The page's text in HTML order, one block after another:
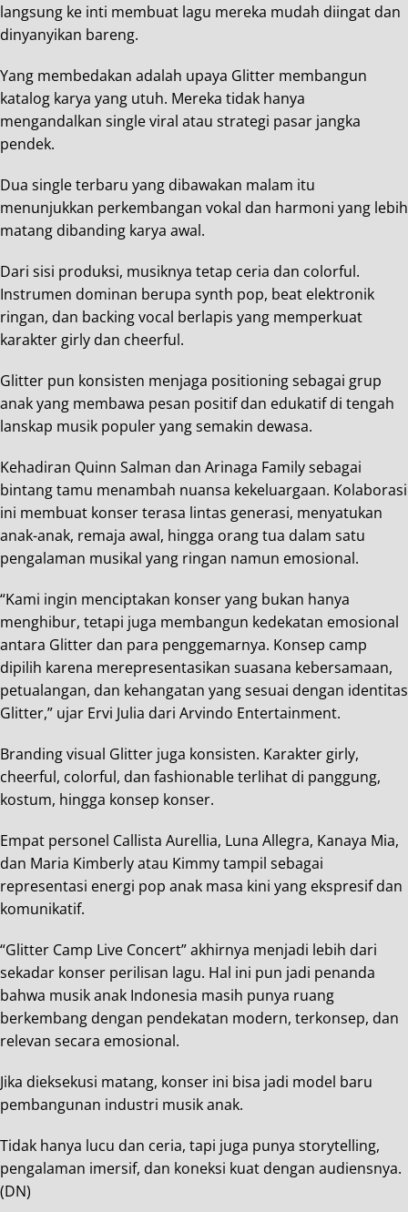
langsung ke inti membuat lagu mereka mudah diingat dan
dinyanyikan bareng.
Yang membedakan adalah upaya Glitter membangun
katalog karya yang utuh. Mereka tidak hanya
mengandalkan single viral atau strategi pasar jangka
pendek.
Dua single terbaru yang dibawakan malam itu
menunjukkan perkembangan vokal dan harmoni yang lebih
matang dibanding karya awal.
Dari sisi produksi, musiknya tetap ceria dan colorful.
Instrumen dominan berupa synth pop, beat elektronik
ringan, dan backing vocal berlapis yang memperkuat
karakter girly dan cheerful.
Glitter pun konsisten menjaga positioning sebagai grup
anak yang membawa pesan positif dan edukatif di tengah
lanskap musik populer yang semakin dewasa.
Kehadiran Quinn Salman dan Arinaga Family sebagai
bintang tamu menambah nuansa kekeluargaan. Kolaborasi
ini membuat konser terasa lintas generasi, menyatukan
anak-anak, remaja awal, hingga orang tua dalam satu
pengalaman musikal yang ringan namun emosional.
“Kami ingin menciptakan konser yang bukan hanya
menghibur, tetapi juga membangun kedekatan emosional
antara Glitter dan para penggemarnya. Konsep camp
dipilih karena merepresentasikan suasana kebersamaan,
petualangan, dan kehangatan yang sesuai dengan identitas
Glitter,” ujar Ervi Julia dari Arvindo Entertainment.
Branding visual Glitter juga konsisten. Karakter girly,
cheerful, colorful, dan fashionable terlihat di panggung,
kostum, hingga konsep konser.
Empat personel Callista Aurellia, Luna Allegra, Kanaya Mia,
dan Maria Kimberly atau Kimmy tampil sebagai
representasi energi pop anak masa kini yang ekspresif dan
komunikatif.
“Glitter Camp Live Concert” akhirnya menjadi lebih dari
sekadar konser perilisan lagu. Hal ini pun jadi penanda
bahwa musik anak Indonesia masih punya ruang
berkembang dengan pendekatan modern, terkonsep, dan
relevan secara emosional.
Jika dieksekusi matang, konser ini bisa jadi model baru
pembangunan industri musik anak.
Tidak hanya lucu dan ceria, tapi juga punya storytelling,
pengalaman imersif, dan koneksi kuat dengan audiensnya.
(DN)